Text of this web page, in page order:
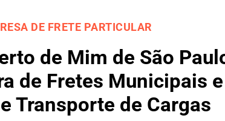
DE FRETE PARTICULAR
de Mim de São
de Fretes Municipais
Transporte de Cargas